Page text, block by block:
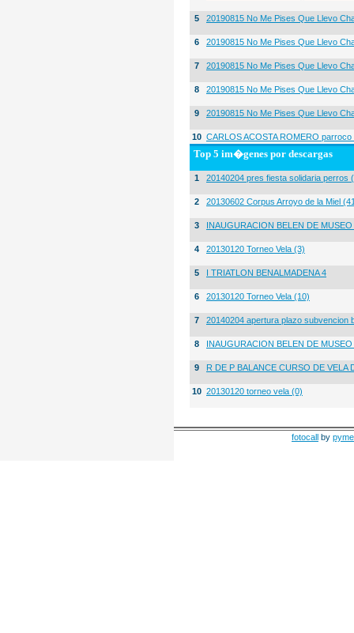
5 20190815 No Me Pises Que Llevo
6 20190815 No Me Pises Que Llevo
7 20190815 No Me Pises Que Llevo
8 20190815 No Me Pises Que Llevo
9 20190815 No Me Pises Que Llevo
10 CARLOS ACOSTA ROMERO
Top 5 im�genes por descargas
1 20140204 pres fiesta solidaria perros
2 20130602 Corpus Arroyo de la Miel
3 INAUGURACION BELEN DE
4 20130120 Torneo Vela (3)
5 I TRIATLON BENALMADENA 4
6 20130120 Torneo Vela (10)
7 20140204 apertura plazo subvencion
8 INAUGURACION BELEN DE
9 R DE P BALANCE CURSO DE VELA
10 20130120 torneo vela (0)
fotocall by